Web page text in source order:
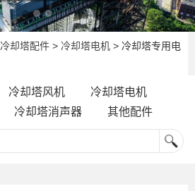
冷却塔配件 > 冷却塔电机 > 冷却塔专用电
冷却塔风机
冷却塔电机
冷却塔消声器 其他配件